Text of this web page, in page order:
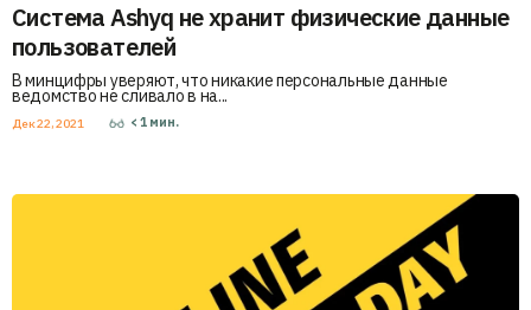
Система Ashyq не хранит физические данные
пользователей
В минцифры уверяют, что никакие персональные данные
ведомство не сливало в на...
Дек 22, 2021 < 1 мин.